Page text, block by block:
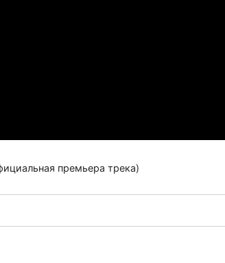
премьера трека)